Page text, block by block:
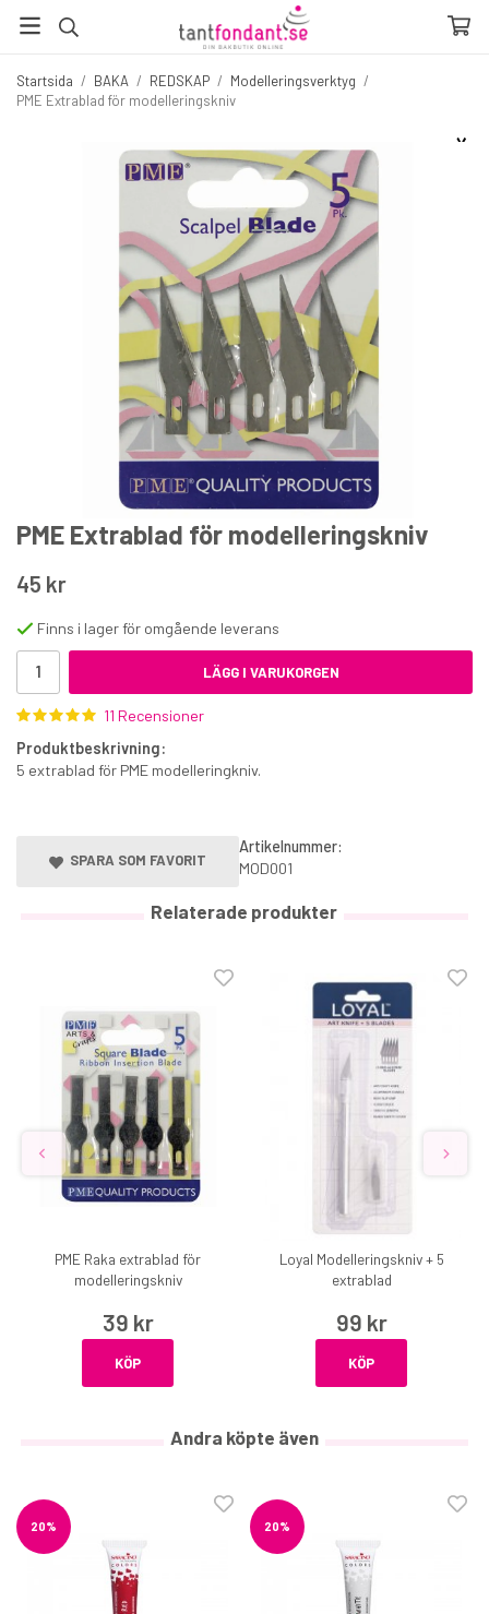
Startsida / BAKA / REDSKAP / Modelleringsverktyg /
PME Extrablad för modelleringskniv
Fler produkter du inte vill missa
Modelleringspasta Saracino gul 250 g
€5.30
☓
PME Extrablad för modelleringskniv
45 kr
Finns i lager för omgående leverans
LÄGG I VARUKORGEN
11 Recensioner
Produktbeskrivning:
5 extrablad för PME modelleringkniv.
SPARA SOM FAVORIT
Artikelnummer:
MOD001
Relaterade produkter
PME Raka extrablad för
modelleringskniv
39 kr
KÖP
Loyal Modelleringskniv + 5
extrablad
99 kr
KÖP
Andra köpte även
20% 20%